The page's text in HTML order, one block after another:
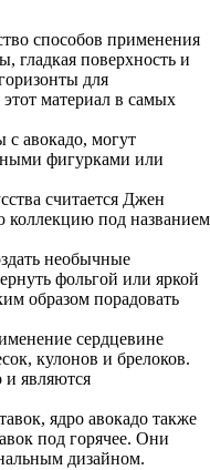
способов применения
гладкая поверхность и
для
этот материал в самых
с авокадо, могут
фигурками или
считается Джен
коллекцию под названием
необычные
фольгой или яркой
образом порадовать
сердцевине
кулонов и брелоков.
и являются
ядро авокадо также
под горячее. Они
дизайном.